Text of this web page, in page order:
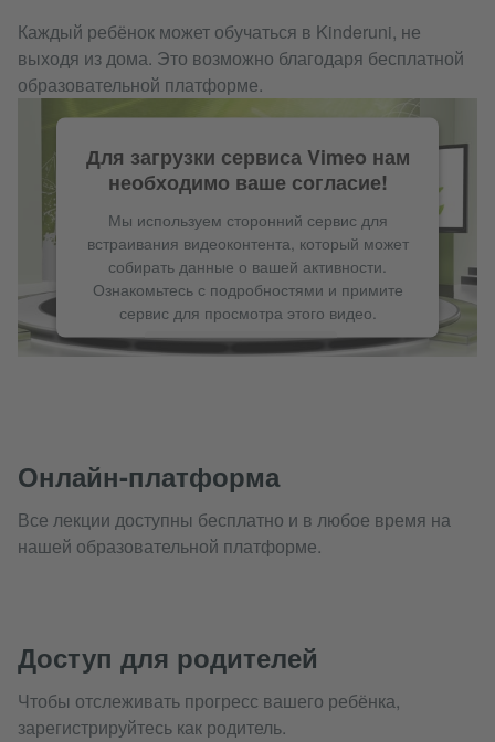
Каждый ребёнок может обучаться в Kinderuni, не
выходя из дома. Это возможно благодаря бесплатной
образовательной платформе.
Для загрузки сервиса Vimeo нам
необходимо ваше согласие!
Мы используем сторонний сервис для
встраивания видеоконтента, который может
собирать данные о вашей активности.
Ознакомьтесь с подробностями и примите
сервис для просмотра этого видео.
Подробнее
Онлайн-платформа
Все лекции доступны бесплатно и в любое время на
нашей образовательной платформе.
Доступ для родителей
Чтобы отслеживать прогресс вашего ребёнка,
зарегистрируйтесь как родитель.